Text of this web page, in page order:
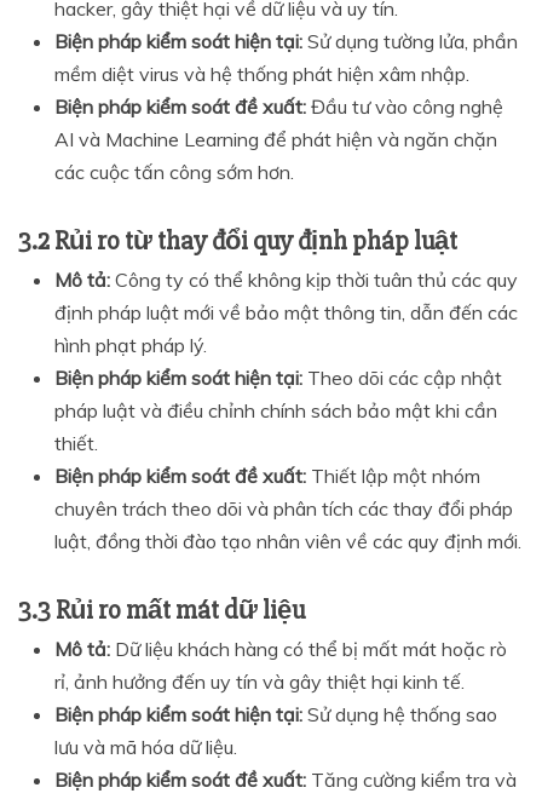
hacker, gây thiệt hại về dữ liệu và uy tín.
Biện pháp kiểm soát hiện tại: Sử dụng tường lửa, phần
mềm diệt virus và hệ thống phát hiện xâm nhập.
Biện pháp kiểm soát đề xuất: Đầu tư vào công nghệ
AI và Machine Learning để phát hiện và ngăn chặn
các cuộc tấn công sớm hơn.
3.2 Rủi ro từ thay đổi quy định pháp luật
Mô tả: Công ty có thể không kịp thời tuân thủ các quy
định pháp luật mới về bảo mật thông tin, dẫn đến các
hình phạt pháp lý.
Biện pháp kiểm soát hiện tại: Theo dõi các cập nhật
pháp luật và điều chỉnh chính sách bảo mật khi cần
thiết.
Biện pháp kiểm soát đề xuất: Thiết lập một nhóm
chuyên trách theo dõi và phân tích các thay đổi pháp
luật, đồng thời đào tạo nhân viên về các quy định mới.
3.3 Rủi ro mất mát dữ liệu
Mô tả: Dữ liệu khách hàng có thể bị mất mát hoặc rò
rỉ, ảnh hưởng đến uy tín và gây thiệt hại kinh tế.
Biện pháp kiểm soát hiện tại: Sử dụng hệ thống sao
lưu và mã hóa dữ liệu.
Biện pháp kiểm soát đề xuất: Tăng cường kiểm tra và